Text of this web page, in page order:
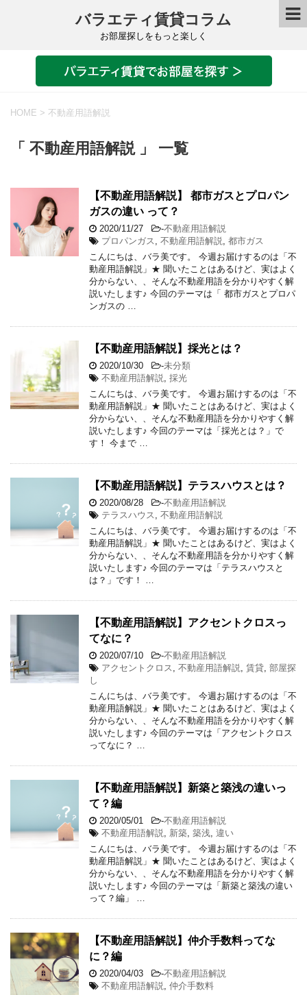
バラエティ賃貸コラム
お部屋探しをもっと楽しく
HOME > 不動産用語解説
「 不動産用語解説 」 一覧
【不動産用語解説】 都市ガスとプロパン
ガスの違い って？
2020/11/27 -不動産用語解説
プロパンガス
不動産用語解説
都市ガス
こんにちは、バラ美です。 今週お届けするのは「不
動産用語解説」★ 聞いたことはあるけど、実はよく
分からない、、そんな不動産用語を分かりやすく解
説いたします♪ 今回のテーマは「 都市ガスとプロパ
ンガスの …
【不動産用語解説】採光とは？
2020/10/30 -未分類
不動産用語解説
採光
こんにちは、バラ美です。 今週お届けするのは「不
動産用語解説」★ 聞いたことはあるけど、実はよく
分からない、、そんな不動産用語を分かりやすく解
説いたします♪ 今回のテーマは「採光とは？」で
す！ 今まで …
【不動産用語解説】テラスハウスとは？
2020/08/28 -不動産用語解説
テラスハウス
不動産用語解説
こんにちは、バラ美です。 今週お届けするのは「不
動産用語解説」★ 聞いたことはあるけど、実はよく
分からない、、そんな不動産用語を分かりやすく解
説いたします♪ 今回のテーマは「テラスハウスと
は？」です！ …
【不動産用語解説】アクセントクロスっ
てなに？
2020/07/10 -不動産用語解説
アクセントクロス
不動産用語解説 賃貸 部屋探
し
こんにちは、バラ美です。 今週お届けするのは「不
動産用語解説」★ 聞いたことはあるけど、実はよく
分からない、、そんな不動産用語を分かりやすく解
説いたします♪ 今回のテーマは「アクセントクロス
ってなに？ …
【不動産用語解説】新築と築浅の違いっ
て？編
2020/05/01 -不動産用語解説
不動産用語解説
新築 築浅 違い
こんにちは、バラ美です。 今週お届けするのは「不
動産用語解説」★ 聞いたことはあるけど、実はよく
分からない、、そんな不動産用語を分かりやすく解
説いたします♪ 今回のテーマは「新築と築浅の違い
って？編」 …
【不動産用語解説】仲介手数料ってな
に？編
2020/04/03 -不動産用語解説
不動産用語解説
仲介手数料